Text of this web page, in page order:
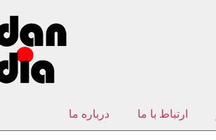
ارتباط با ما درباره ما